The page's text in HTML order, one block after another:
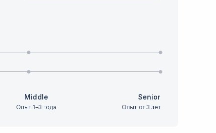
Middle
Опыт 1–3 года
Senior
Опыт от 3 лет